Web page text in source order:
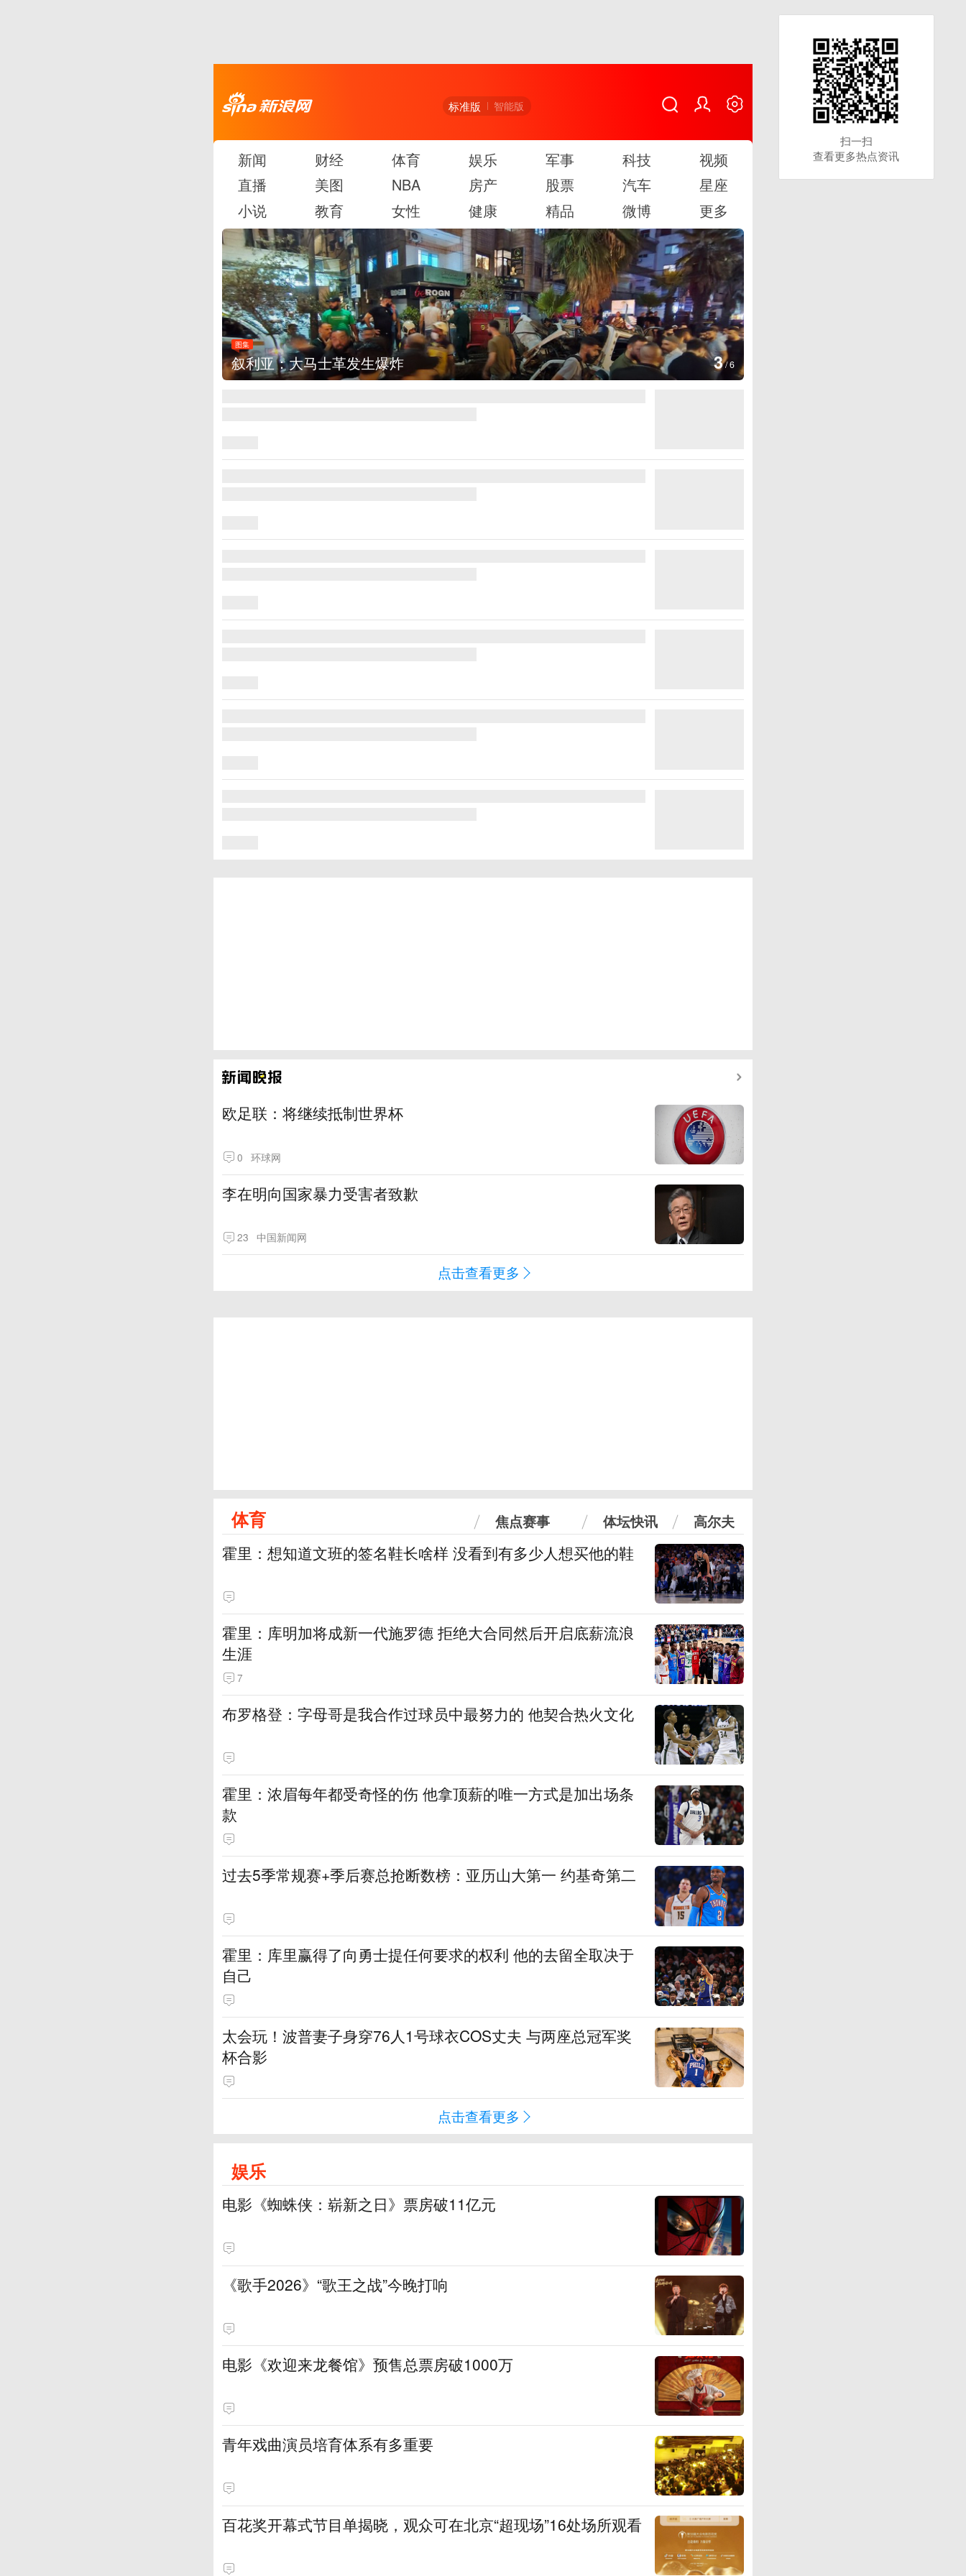
标准版 智能版
新闻 财经 体育 娱乐 军事 科技
视频
直播
美图 NBA 房产 股票 汽车
星座
小说
教育 女性 健康 精品 微博 更多
图集
叙利亚：大马士革发生爆炸 3/6
欧足联：将继续抵制世界杯
0 环球网
李在明向国家暴力受害者致歉
23 中国新闻网
点击查看更多
体育 焦点赛事 体坛快讯 高尔夫
霍里：想知道文班的签名鞋长啥样 没看到有多少人想买他的鞋
霍里：库明加将成新一代施罗德 拒绝大合同然后开启底薪流浪
生涯
7
布罗格登：字母哥是我合作过球员中最努力的 他契合热火文化
霍里：浓眉每年都受奇怪的伤 他拿顶薪的唯一方式是加出场条
款
过去5季常规赛+季后赛总抢断数榜：亚历山大第一 约基奇第二
霍里：库里赢得了向勇士提任何要求的权利 他的去留全取决于
自己
太会玩！波普妻子身穿76人1号球衣COS丈夫 与两座总冠军奖
杯合影
点击查看更多
娱乐
电影《蜘蛛侠：崭新之日》票房破11亿元
《歌手2026》“歌王之战”今晚打响
电影《欢迎来龙餐馆》预售总票房破1000万
青年戏曲演员培育体系有多重要
百花奖开幕式节目单揭晓，观众可在北京“超现场”16处场所观看
扫一扫
查看更多热点资讯
扫一扫
查看更多热点资讯